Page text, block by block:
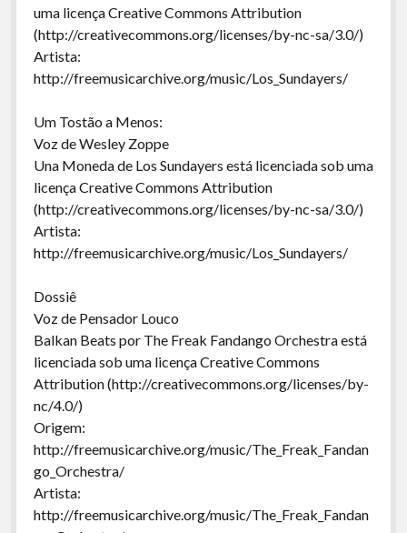
uma licença Creative Commons Attribution
(http://creativecommons.org/licenses/by-nc-sa/3.0/)
Artista:
http://freemusicarchive.org/music/Los_Sundayers/
Um Tostão a Menos:
Voz de Wesley Zoppe
Una Moneda de Los Sundayers está licenciada sob uma
licença Creative Commons Attribution
(http://creativecommons.org/licenses/by-nc-sa/3.0/)
Artista:
http://freemusicarchive.org/music/Los_Sundayers/
Dossiê
Voz de Pensador Louco
Balkan Beats por The Freak Fandango Orchestra está
licenciada sob uma licença Creative Commons
Attribution (http://creativecommons.org/licenses/by-
nc/4.0/)
Origem:
http://freemusicarchive.org/music/The_Freak_Fandan
go_Orchestra/
Artista:
http://freemusicarchive.org/music/The_Freak_Fandan